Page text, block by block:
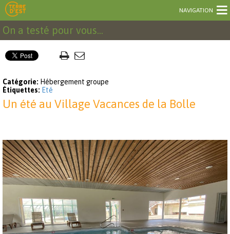
NAVIGATION
On a testé pour vous...
Catégorie: Hébergement groupe
Étiquettes: Eté
Un été au Village Vacances de la Bolle